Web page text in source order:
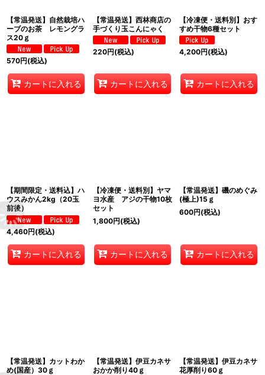
【常温発送】自然栽培ハ
ーブのお茶 レモングラ
ス20ｇ
570円(税込)
カートに入れる
【常温発送】西林商店の
手づくり玉こんにゃく
220円(税込)
カートに入れる
【冷凍便・送料別】おす
すめ干物6種セット
4,200円(税込)
カートに入れる
【期間限定・送料込】ハ
ウスみかん2kg（20玉
前後）
4,460円(税込)
カートに入れる
【冷凍便・送料別】ヤマ
ヨ水産 アジの干物10枚
セット
1,800円(税込)
カートに入れる
【常温発送】磯のめぐみ
(極上)15ｇ
600円(税込)
カートに入れる
【常温発送】カットわか
め(国産）30ｇ
【常温発送】伊豆カネサ
おかか削り40ｇ
【常温発送】伊豆カネサ
花厚削り60ｇ